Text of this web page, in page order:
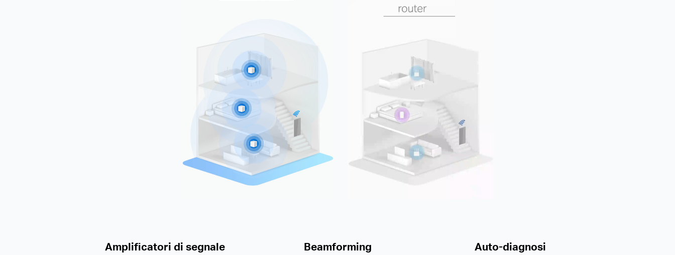
Amplificatori di segnale Beamforming Auto-diagnosi